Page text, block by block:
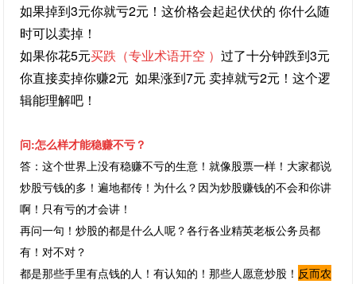
如果掉到3元你就亏2元！这价格会起起伏伏的 你什么随
时可以卖掉！
如果你花5元买跌（专业术语开空 ）过了十分钟跌到3元
你直接卖掉你赚2元 如果涨到7元 卖掉就亏2元！这个逻
辑能理解吧！
问:怎么样才能稳赚不亏？
答：这个世界上没有稳赚不亏的生意！就像股票一样！大家都说
炒股亏钱的多！遍地都传！为什么？因为炒股赚钱的不会和你讲
啊！只有亏的才会讲！
再问一句！炒股的都是什么人呢？各行各业精英老板公务员都
有！对不对？
都是那些手里有点钱的人 ！有认知的！那些人愿意炒股！ 反而农